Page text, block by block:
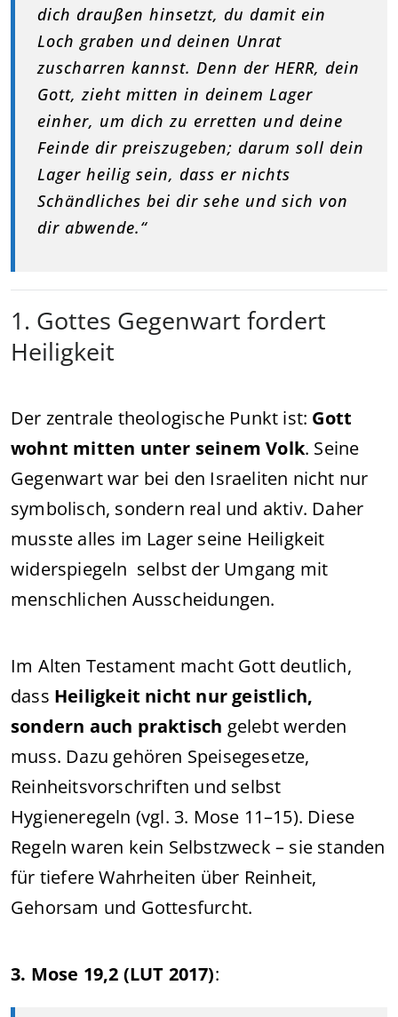
dich draußen hinsetzt, du damit ein
Loch graben und deinen Unrat
zuscharren kannst. Denn der HERR, dein
Gott, zieht mitten in deinem Lager
einher, um dich zu erretten und deine
Feinde dir preiszugeben; darum soll dein
Lager heilig sein, dass er nichts
Schändliches bei dir sehe und sich von
dir abwende.“
1. Gottes Gegenwart fordert
Heiligkeit
Der zentrale theologische Punkt ist: Gott
wohnt mitten unter seinem Volk. Seine
Gegenwart war bei den Israeliten nicht nur
symbolisch, sondern real und aktiv. Daher
musste alles im Lager seine Heiligkeit
widerspiegeln selbst der Umgang mit
menschlichen Ausscheidungen.
Im Alten Testament macht Gott deutlich,
dass Heiligkeit nicht nur geistlich,
sondern auch praktisch gelebt werden
muss. Dazu gehören Speisegesetze,
Reinheitsvorschriften und selbst
Hygieneregeln (vgl. 3. Mose 11–15). Diese
Regeln waren kein Selbstzweck – sie standen
für tiefere Wahrheiten über Reinheit,
Gehorsam und Gottesfurcht.
3. Mose 19,2 (LUT 2017):